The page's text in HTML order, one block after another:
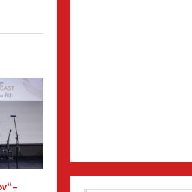
– Raskošnim koncertom